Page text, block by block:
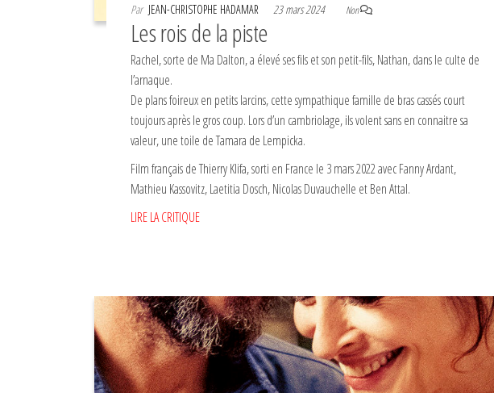
Par JEAN-CHRISTOPHE HADAMAR 23 mars 2024 Non
Les rois de la piste
Rachel, sorte de Ma Dalton, a élevé ses fils et son petit-fils, Nathan, dans le culte de
l’arnaque.
De plans foireux en petits larcins, cette sympathique famille de bras cassés court
toujours après le gros coup. Lors d’un cambriolage, ils volent sans en connaitre sa
valeur, une toile de Tamara de Lempicka.
Film français de Thierry Klifa, sorti en France le 3 mars 2022 avec Fanny Ardant,
Mathieu Kassovitz, Laetitia Dosch, Nicolas Duvauchelle et Ben Attal.
LIRE LA CRITIQUE